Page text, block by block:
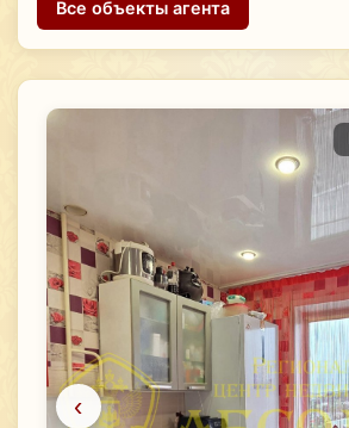
‹
Все объекты агента